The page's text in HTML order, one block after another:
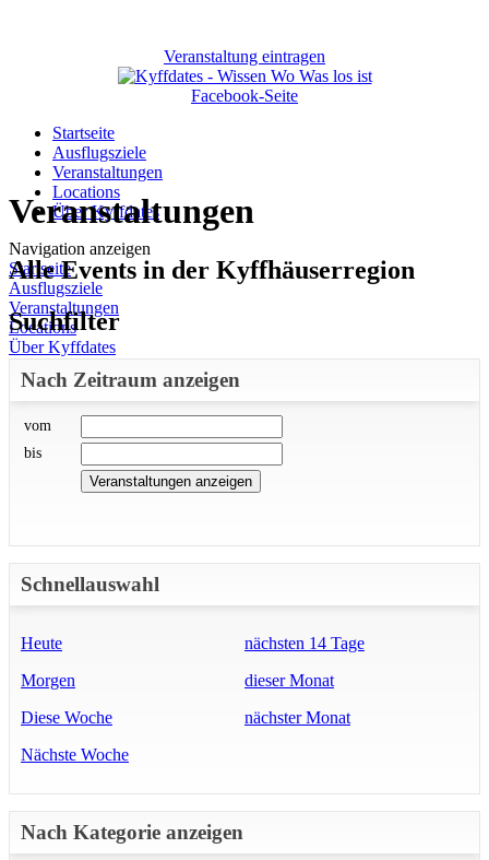
Veranstaltung eintragen
Facebook-Seite
Startseite
Ausflugsziele
Veranstaltungen
Locations
Über Kyffdates
Navigation anzeigen
Startseite
Ausflugsziele
Veranstaltungen
Locations
Über Kyffdates
Veranstaltungen
Alle Events in der Kyffhäuserregion
Suchfilter
Nach Zeitraum anzeigen
vom
bis
Schnellauswahl
Heute
Morgen
Diese Woche
Nächste Woche
nächsten 14 Tage
dieser Monat
nächster Monat
Nach Kategorie anzeigen